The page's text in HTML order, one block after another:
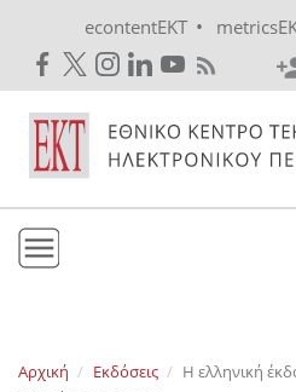
econtentEKT •
Εκδόσεις
Αρχική Εκδόσεις
H ελληνική